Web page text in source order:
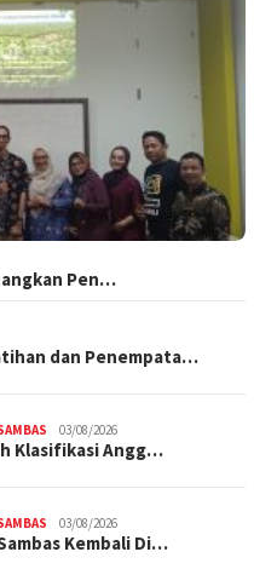
Pen…
dan Penempata…
03/08/2026
Klasifikasi Angg…
03/08/2026
Kembali Di…